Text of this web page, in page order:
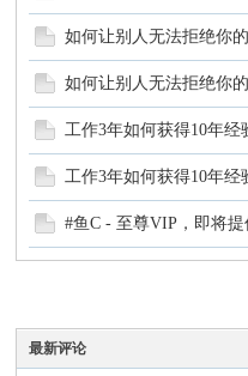
如何让别人无法拒绝你的
如何让别人无法拒绝你的
工作3年如何获得10年经
工作3年如何获得10年经
#鱼C - 至尊VIP，即将
最新评论